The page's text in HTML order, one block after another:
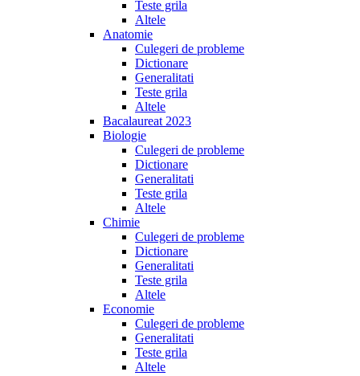
Teste grila
Altele
Anatomie
Culegeri de probleme
Dictionare
Generalitati
Teste grila
Altele
Bacalaureat 2023
Biologie
Culegeri de probleme
Dictionare
Generalitati
Teste grila
Altele
Chimie
Culegeri de probleme
Dictionare
Generalitati
Teste grila
Altele
Economie
Culegeri de probleme
Generalitati
Teste grila
Altele